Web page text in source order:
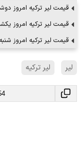
قیمت لیر ترکیه امروز دوشنبه ۲۵ خرداد
قیمت لیر ترکیه امروز یکشنبه ۲۴ خرداد
قیمت لیر ترکیه امروز شنبه ۲۳ خرداد ۱۴۰۵
لیر لیر ترکیه